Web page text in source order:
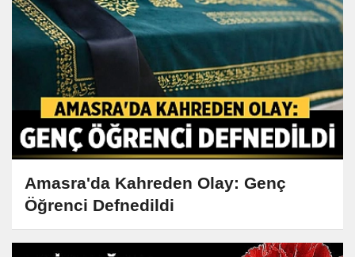
Amasra'da Kahreden Olay: Genç
Öğrenci Defnedildi